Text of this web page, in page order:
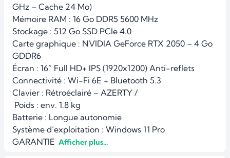
GHz – Cache 24 Mo)
Mémoire RAM : 16 Go DDR5 5600 MHz
Stockage : 512 Go SSD PCIe 4.0
Carte graphique : NVIDIA GeForce RTX 2050 – 4 Go
GDDR6
Écran : 16” Full HD+ IPS (1920x1200) Anti-reflets
Connectivité : Wi-Fi 6E + Bluetooth 5.3
Clavier : Rétroéclairé – AZERTY /
Batterie : Longue autonomie
Système d’exploitation : Windows 11 Pro
GARANTIE Afficher plus...